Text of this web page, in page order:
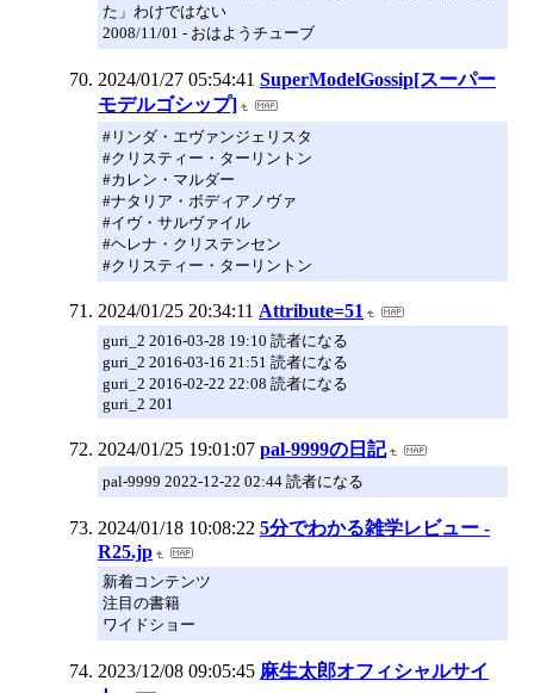
た」わけではない
2008/11/01 - おはようチューブ
2024/01/27 05:54:41 SuperModelGossip[スーパー
モデルゴシップ]
#リンダ・エヴァンジェリスタ
#クリスティー・ターリントン
#カレン・マルダー
#ナタリア・ボディアノヴァ
#イヴ・サルヴァイル
#ヘレナ・クリステンセン
#クリスティー・ターリントン
2024/01/25 20:34:11 Attribute=51
guri_2 2016-03-28 19:10 読者になる
guri_2 2016-03-16 21:51 読者になる
guri_2 2016-02-22 22:08 読者になる
guri_2 201
2024/01/25 19:01:07 pal-9999の日記
pal-9999 2022-12-22 02:44 読者になる
2024/01/18 10:08:22 5分でわかる雑学レビュー -
R25.jp
新着コンテンツ
注目の書籍
ワイドショー
2023/12/08 09:05:45 麻生太郎オフィシャルサイ